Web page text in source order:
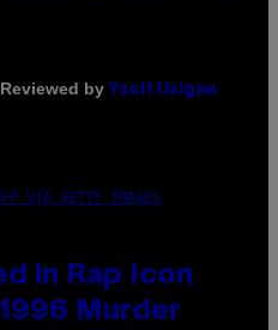
by Ysolt Usigan
VIA GETTY IMAGES
in Rap Icon
Murder